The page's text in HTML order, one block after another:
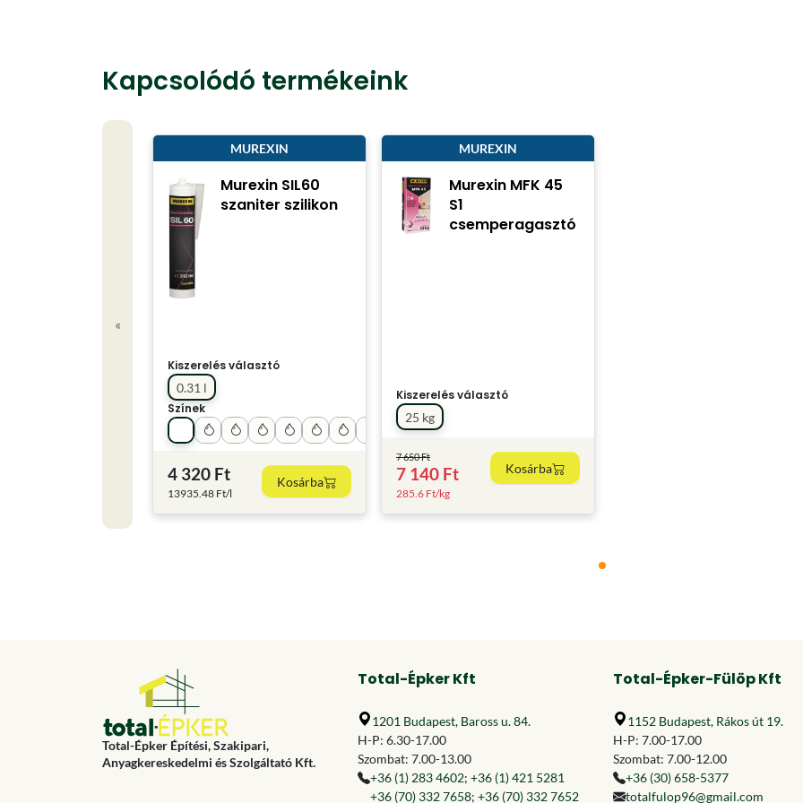
Kapcsolódó termékeink
«
MUREXIN
Murexin SIL60
szaniter szilikon
Kiszerelés választó
0.31 l
Színek
4 320 Ft
13935.48 Ft/l
Kosárba
MUREXIN
Murexin MFK 45
S1
csemperagasztó
Kiszerelés választó
25 kg
7 650 Ft
7 140 Ft
285.6 Ft/kg
Kosárba
Total-Épker Építési, Szakipari,
Anyagkereskedelmi és Szolgáltató Kft.
Total-Épker Kft
1201 Budapest, Baross u. 84.
H-P: 6.30-17.00
Szombat: 7.00-13.00
+36 (1) 283 4602; +36 (1) 421 5281
+36 (70) 332 7658; +36 (70) 332 7652
Total-Épker-Fülöp Kft
1152 Budapest, Rákos út 19.
H-P: 7.00-17.00
Szombat: 7.00-12.00
+36 (30) 658-5377
totalfulop96@gmail.com